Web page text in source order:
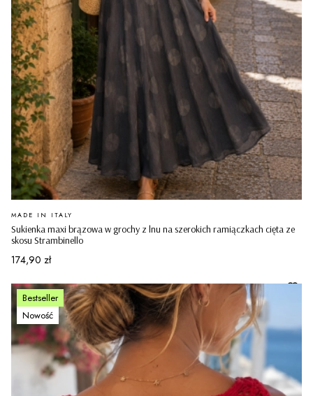
Sukienka maxi brązowa w grochy z lnu na szerokich ramiączkach cięta ze
skosu Strambinello
PRODUCENT
MADE IN ITALY
Cena
174,90 zł
Bestseller
Nowość